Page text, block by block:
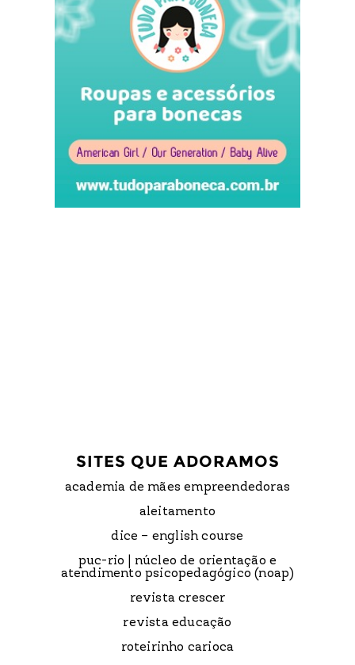
SITES QUE ADORAMOS
academia de mães empreendedoras
aleitamento
dice – english course
puc-rio | núcleo de orientação e
atendimento psicopedagógico (noap)
revista crescer
revista educação
roteirinho carioca